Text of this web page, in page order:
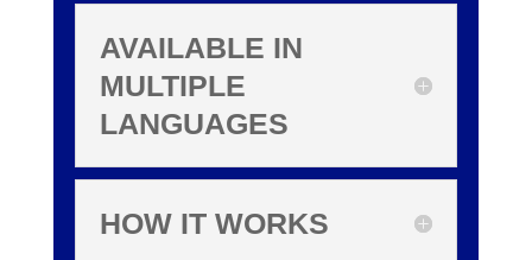
AVAILABLE IN
MULTIPLE
LANGUAGES
HOW IT WORKS